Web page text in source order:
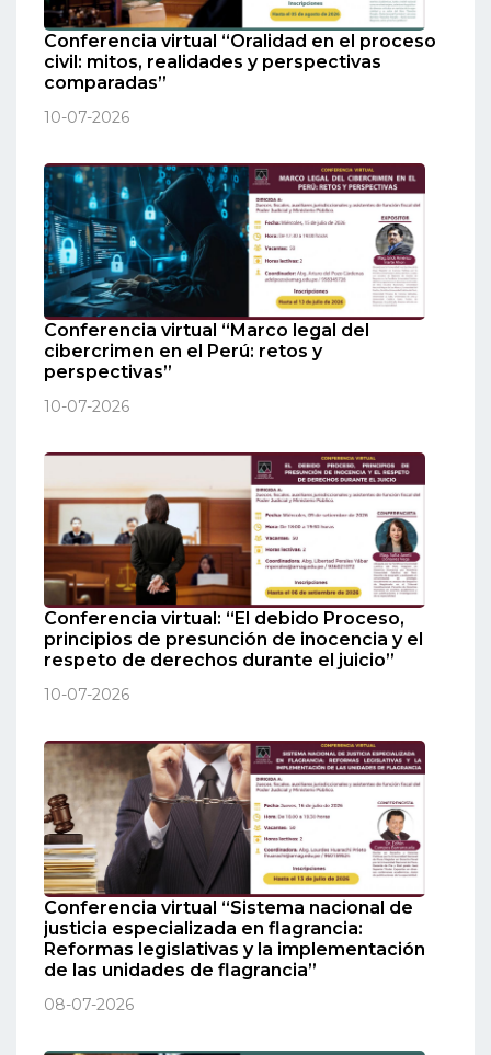
Conferencia virtual “Oralidad en el proceso
civil: mitos, realidades y perspectivas
comparadas”
10-07-2026
Conferencia virtual “Marco legal del
cibercrimen en el Perú: retos y
perspectivas”
10-07-2026
Conferencia virtual: “El debido Proceso,
principios de presunción de inocencia y el
respeto de derechos durante el juicio”
10-07-2026
Conferencia virtual “Sistema nacional de
justicia especializada en flagrancia:
Reformas legislativas y la implementación
de las unidades de flagrancia”
08-07-2026